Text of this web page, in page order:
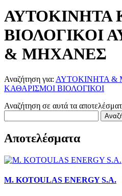
ΑΥΤΟΚΙΝΗΤΑ
ΒΙΟΛΟΓΙΚΟΙ
& ΜΗΧΑΝΕΣ
Αναζήτηση για: ΑΥΤΟΚΙΝΗΤΑ
ΚΑΘΑΡΙΣΜΟΙ ΒΙΟΛΟΓΙΚΟΙ
Αναζήτηση σε αυτά τα
Αποτελέσματα
M. KOTOULAS ENERGY S.A.